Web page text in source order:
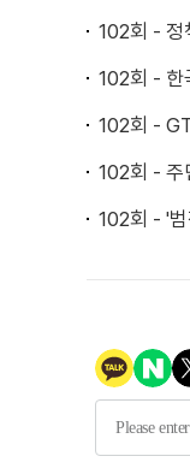
102회 - 정
102회 - 한
102회 -
102회 - 주
102회 - '범